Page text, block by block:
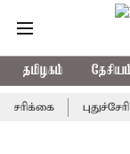
தமிழகம்
புதுச்சேரி